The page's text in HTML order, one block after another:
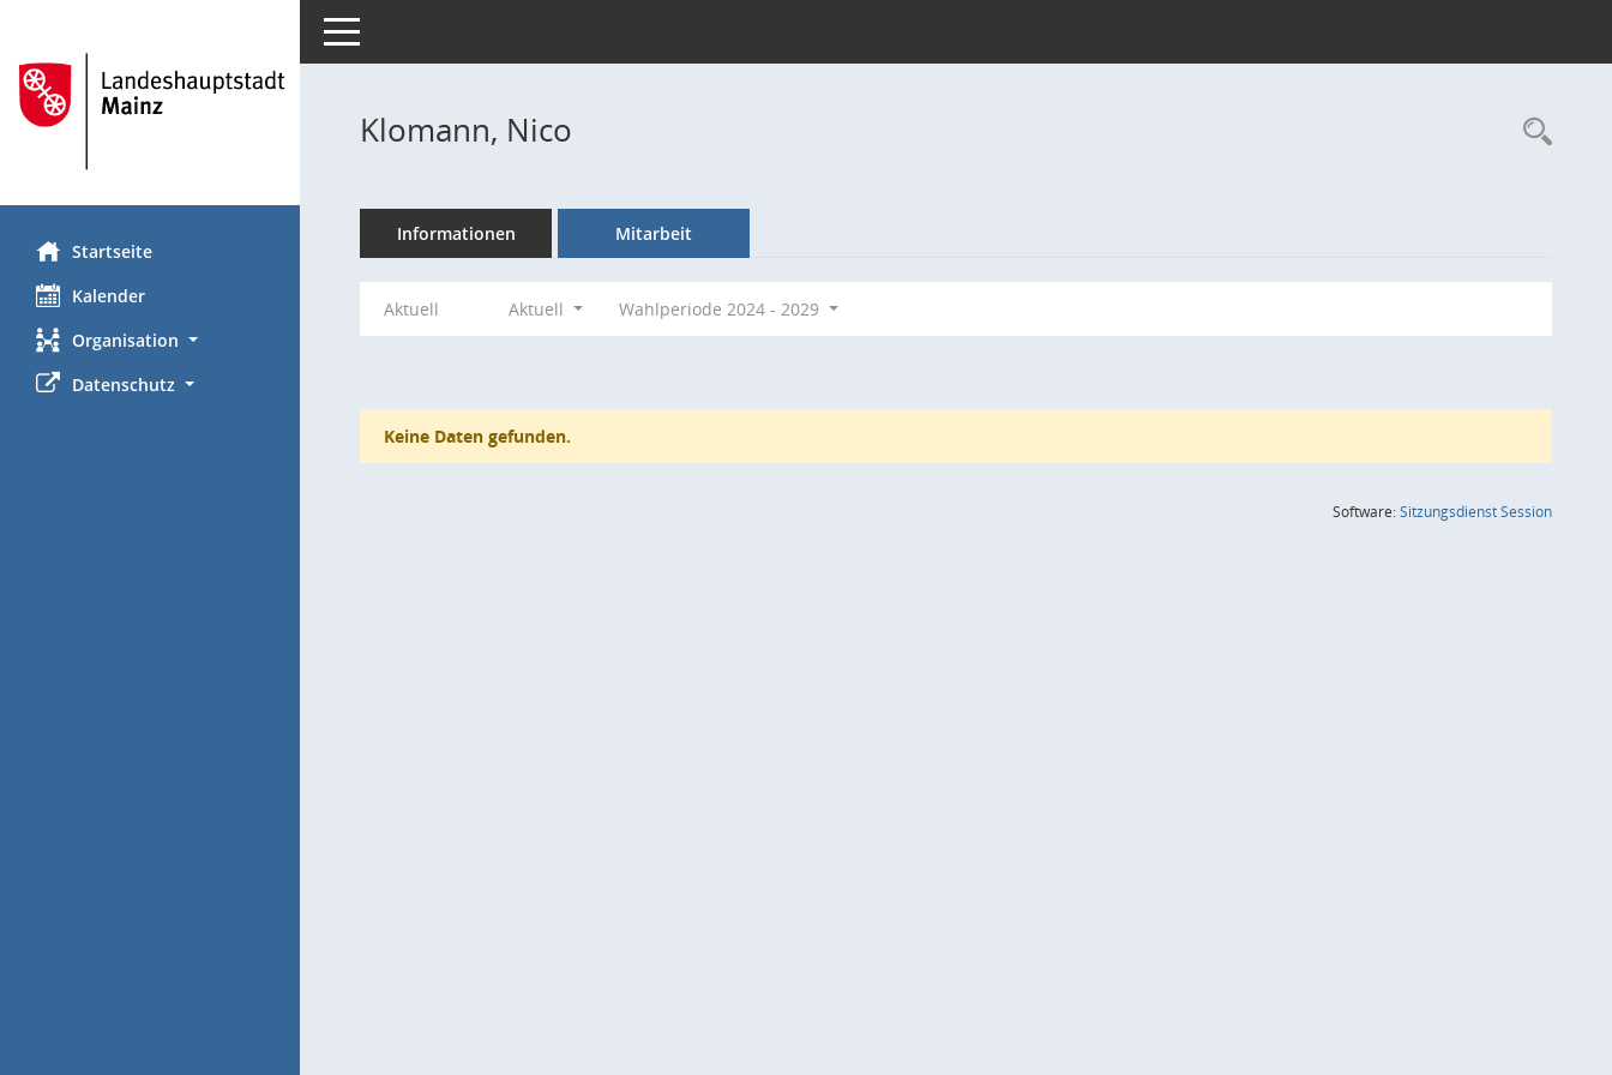
Startseite
Kalender
Organisation
Datenschutz
Toggle navigation
Klomann, Nico
Informationen Mitarbeit
Aktuell Aktuell Wahlperiode 2024 - 2029
Keine Daten gefunden.
Software:SitzungsdienstSession(Wird in